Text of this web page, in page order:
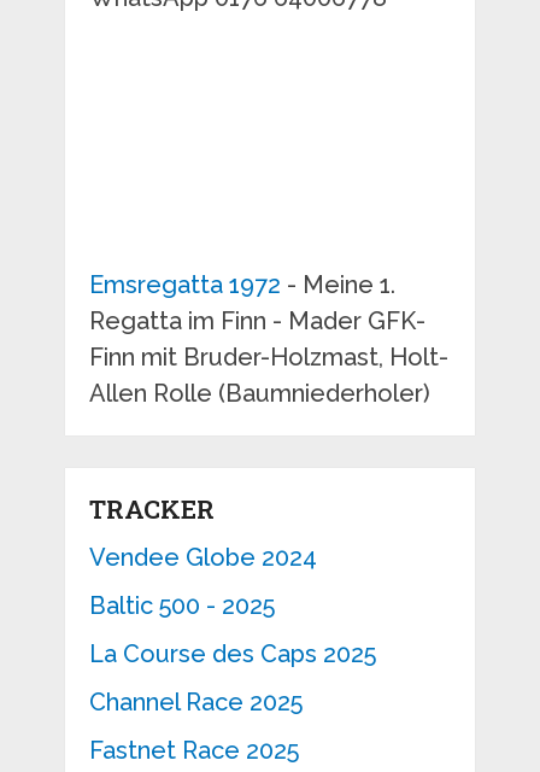
Emsregatta 1972 - Meine 1.
Regatta im Finn - Mader GFK-
Finn mit Bruder-Holzmast, Holt-
Allen Rolle (Baumniederholer)
TRACKER
Vendee Globe 2024
Baltic 500 - 2025
La Course des Caps 2025
Channel Race 2025
Fastnet Race 2025